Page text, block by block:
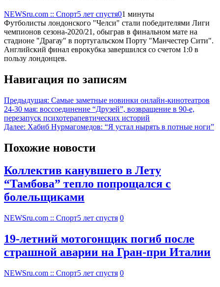
NEWSru.com :: Спорт5 лет спустя01 минуты
Футболисты лондонского "Челси" стали победителями Лиги
чемпионов сезона-2020/21, обыграв в финальном мате на
стадионе "Драгау" в португальском Порту "Манчестер Сити".
Английский финал еврокубка завершился со счетом 1:0 в
пользу лондонцев.
Навигация по записям
Предыдущая: Самые заметные новинки онлайн-кинотеатров
24-30 мая: воссоединение “Друзей”, возвращение в 90-е,
перезапуск психотерапевтических историй
Далее: Хабиб Нурмагомедов: “Я устал нырять в потные ноги”
Похожие новости
Коллектив канувшего в Лету
“Тамбова” тепло попрощался с
болельщиками
NEWSru.com :: Спорт5 лет спустя 0
19-летний мотогонщик погиб после
страшной аварии на Гран-при Италии
NEWSru.com :: Спорт5 лет спустя 0